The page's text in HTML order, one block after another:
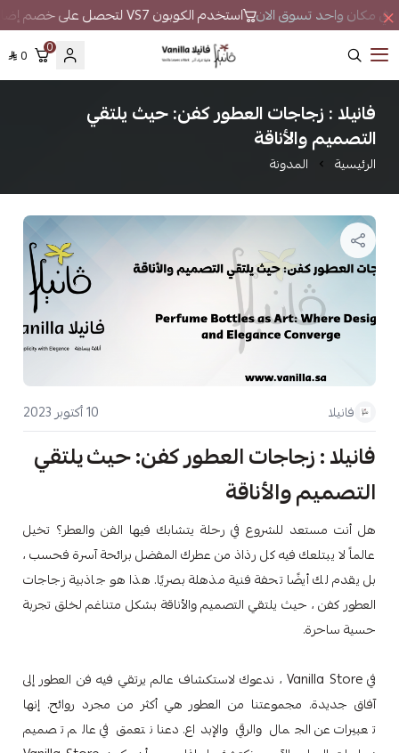
في مكان واحد تسوق الان استخدم الكوبون VS7 لتحصل على خصم إضافي
فانيلا
0
0
فانيلا : زجاجات العطور كفن: حيث يلتقي
التصميم والأناقة
الرئيسية المدونة
فانيلا 10 أكتوبر 2023
فانيلا : زجاجات العطور كفن: حيث يلتقي
التصميم والأناقة
هل أنت مستعد للشروع في رحلة يتشابك فيها الفن والعطر؟ تخيل
عالماً لا يبتلعك فيه كل رذاذ من عطرك المفضل برائحة آسرة فحسب ،
بل يقدم لك أيضًا تحفة فنية مذهلة بصريًا. هذا هو جاذبية زجاجات
العطور كفن ، حيث يلتقي التصميم والأناقة بشكل متناغم لخلق تجربة
حسية ساحرة.
في Vanilla Store ، ندعوك لاستكشاف عالم يرتقي فيه فن العطور إلى
آفاق جديدة. مجموعتنا من العطور هي أكثر من مجرد روائح. إنها
تعبيرات عن الجمال والرقي والإبداع. دعنا نتعمق في عالم تصميم